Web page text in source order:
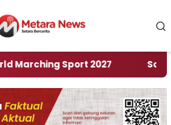
Sport 2027 ‎Soal